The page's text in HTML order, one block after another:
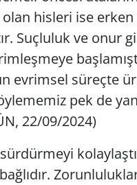
olan hisleri ise
Suçluluk ve onur
evrimsel süreçte
pek de
22/09/2024)